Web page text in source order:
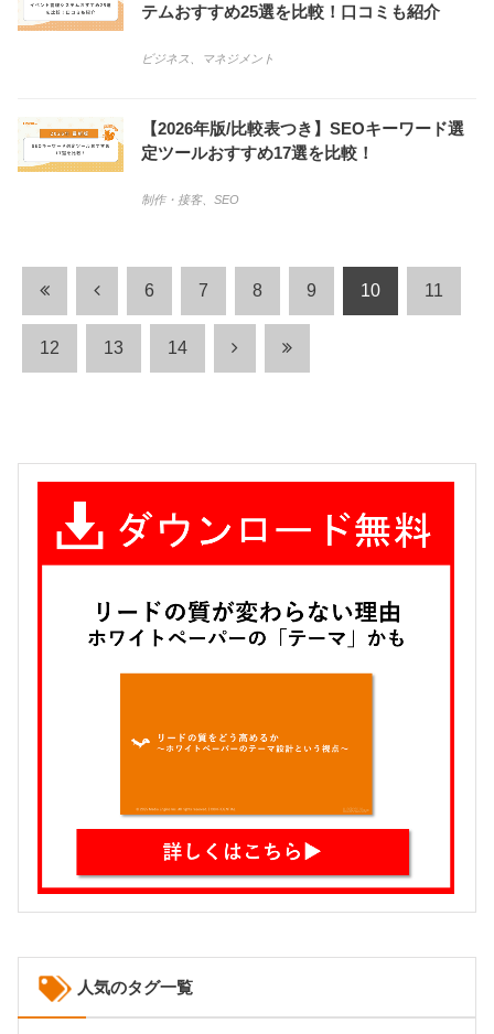
テムおすすめ25選を比較！口コミも紹介
ビジネス マネジメント
【2026年版/比較表つき】SEOキーワード選
定ツールおすすめ17選を比較！
制作・接客、 SEO
6 7 8 9 10 11
12 13 14
人気のタグ一覧